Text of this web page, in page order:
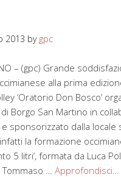
2013 by gpc
– (gpc) Grande
alla prima
‘Oratorio Don Bosco’
Borgo San Martino in
sponsorizzato dalla locale
la formazione
5 litri’, formata da Luca
… Approfondisci…